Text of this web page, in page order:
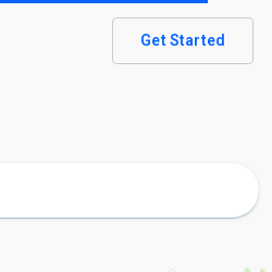
Get Started